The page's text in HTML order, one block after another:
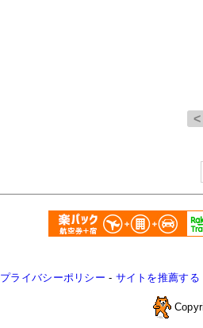
プライバシーポリシー - サイトを推薦する